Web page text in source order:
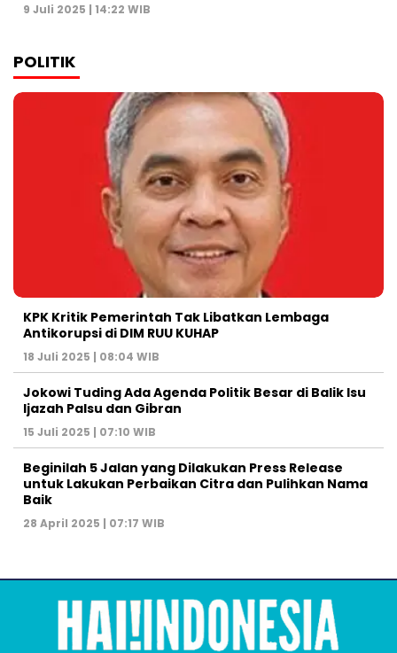
9 Juli 2025 | 14:22 WIB
POLITIK
KPK Kritik Pemerintah Tak Libatkan Lembaga
Antikorupsi di DIM RUU KUHAP
18 Juli 2025 | 08:04 WIB
Jokowi Tuding Ada Agenda Politik Besar di Balik Isu
Ijazah Palsu dan Gibran
15 Juli 2025 | 07:10 WIB
Beginilah 5 Jalan yang Dilakukan Press Release
untuk Lakukan Perbaikan Citra dan Pulihkan Nama
Baik
28 April 2025 | 07:17 WIB